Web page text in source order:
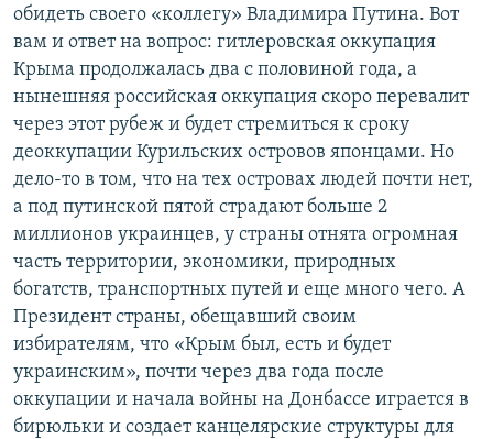
обидеть своего «коллегу» Владимира Путина. Вот
вам и ответ на вопрос: гитлеровская оккупация
Крыма продолжалась два с половиной года, а
нынешняя российская оккупация скоро перевалит
через этот рубеж и будет стремиться к сроку
деоккупации Курильских островов японцами. Но
дело-то в том, что на тех островах людей почти нет,
а под путинской пятой страдают больше 2
миллионов украинцев, у страны отнята огромная
часть территории, экономики, природных
богатств, транспортных путей и еще много чего. А
Президент страны, обещавший своим
избирателям, что «Крым был, есть и будет
украинским», почти через два года после
оккупации и начала войны на Донбассе играется в
бирюльки и создает канцелярские структуры для